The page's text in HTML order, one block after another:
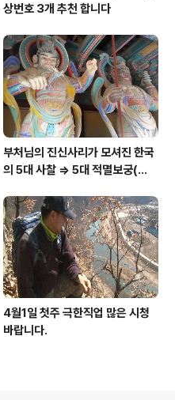
상번호 3개 추천 합니다
부처님의 진신사리가 모셔진 한국
의 5대 사찰 => 5대 적멸보궁(寂
4월1일 첫주 극한직업 많은 시청
바랍니다.